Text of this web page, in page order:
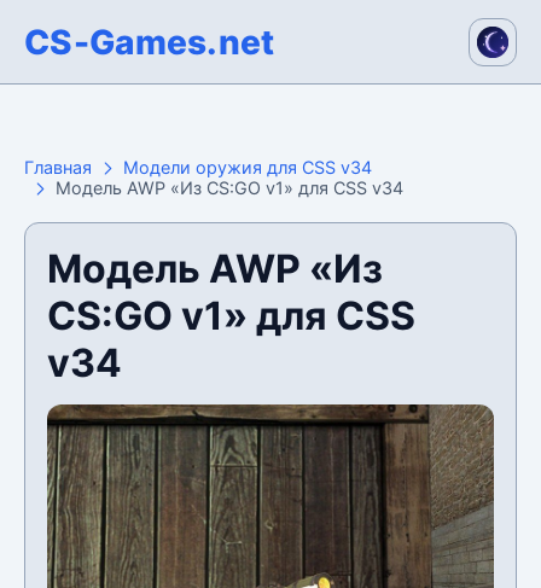
CS-Games.net
Главная
Модели оружия для CSS v34
Модель AWP «Из CS:GO v1» для CSS v34
Модель AWP «Из
CS:GO v1» для CSS
v34